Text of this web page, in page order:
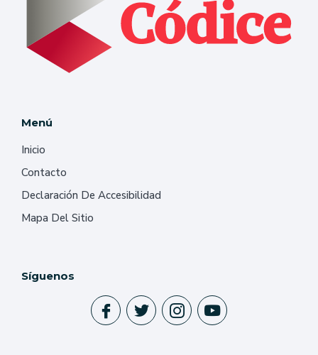
Menú
Inicio
Contacto
Declaración De Accesibilidad
Mapa Del Sitio
Síguenos